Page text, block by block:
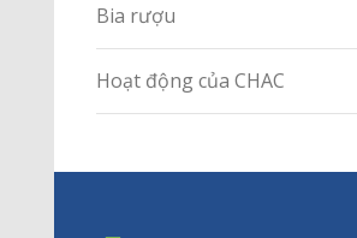
Bia rượu
Hoạt động của CHAC